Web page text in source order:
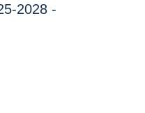
2028 -